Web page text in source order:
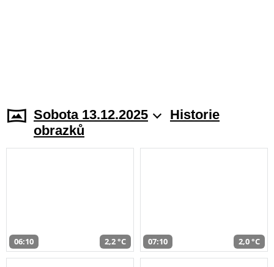
Sobota 13.12.2025
Historie
obrazků
06:10 2,2 °C 07:10 2,0 °C